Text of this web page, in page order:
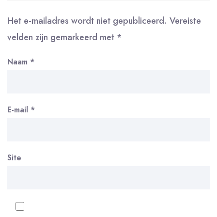
Het e-mailadres wordt niet gepubliceerd. Vereiste
velden zijn gemarkeerd met *
Naam *
E-mail *
Site